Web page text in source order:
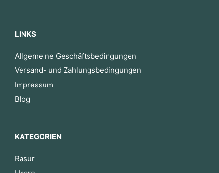
LINKS
Allgemeine Geschäftsbedingungen
Versand- und Zahlungsbedingungen
Impressum
Blog
KATEGORIEN
Rasur